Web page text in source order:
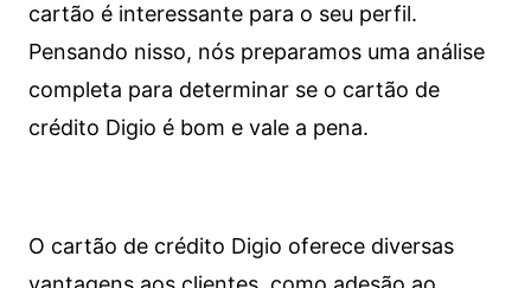
cartão é interessante para o seu perfil.
Pensando nisso, nós preparamos uma análise
completa para determinar se o cartão de
crédito Digio é bom e vale a pena.
O cartão de crédito Digio oferece diversas